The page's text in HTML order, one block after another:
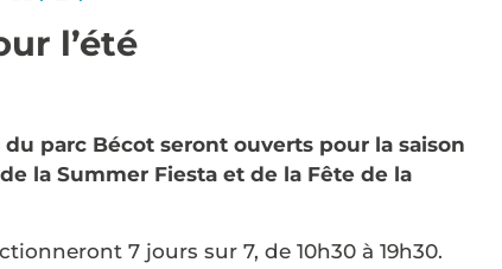
l’été
parc Bécot seront ouverts pour la saison
la Summer Fiesta et de la Fête de la
7 jours sur 7, de 10h30 à 19h30.